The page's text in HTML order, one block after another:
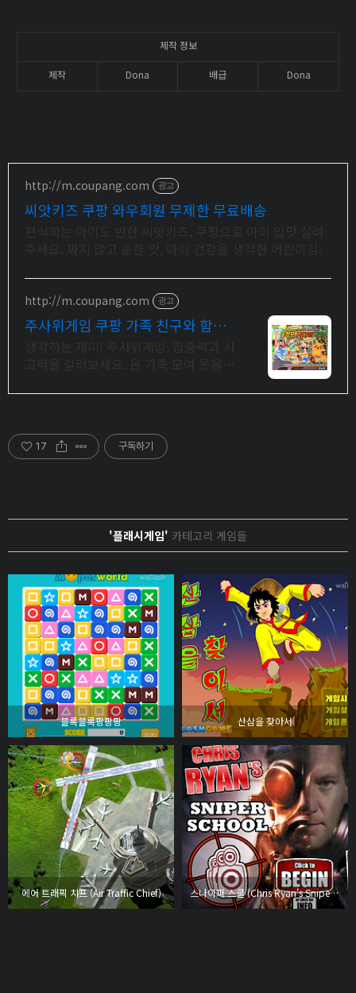
제작 정보
제작 Dona 배급 Dona
http://m.coupang.com 광고
씨앗키즈 쿠팡 와우회원 무제한 무료배송
http://m.coupang.com 광고
주사위게임 쿠팡 가족 친구와 함께
세요.
17 구독하기
'플래시게임' 카테고리 게임들
블록블록팡팡팡 산삼을 찾아서
에어 트래픽 치프 (Air Traffic Chief) 스나이퍼 스쿨 (Chris Ryan's Sniper School)